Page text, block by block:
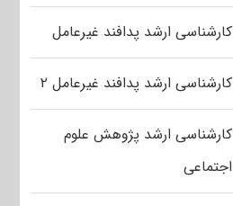
کارشناسی ارشد پدافند غیرعامل
کارشناسی ارشد پدافند غیرعامل ۲
کارشناسی ارشد پژوهش علوم
اجتماعی